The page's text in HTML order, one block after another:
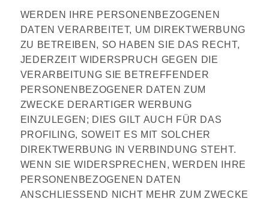
WERDEN IHRE PERSONENBEZOGENEN
DATEN VERARBEITET, UM DIREKTWERBUNG
ZU BETREIBEN, SO HABEN SIE DAS RECHT,
JEDERZEIT WIDERSPRUCH GEGEN DIE
VERARBEITUNG SIE BETREFFENDER
PERSONENBEZOGENER DATEN ZUM
ZWECKE DERARTIGER WERBUNG
EINZULEGEN; DIES GILT AUCH FÜR DAS
PROFILING, SOWEIT ES MIT SOLCHER
DIREKTWERBUNG IN VERBINDUNG STEHT.
WENN SIE WIDERSPRECHEN, WERDEN IHRE
PERSONENBEZOGENEN DATEN
ANSCHLIESSEND NICHT MEHR ZUM ZWECKE